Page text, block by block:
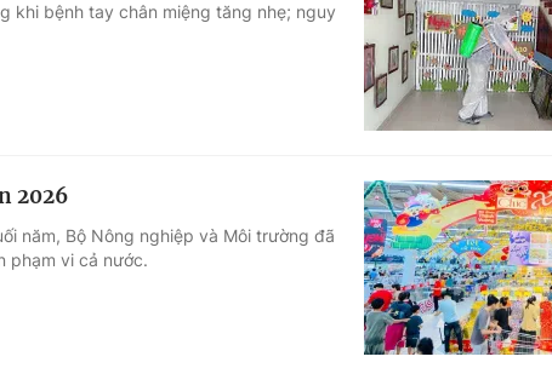
khi bệnh tay chân miệng tăng nhẹ; nguy
2026
năm, Bộ Nông nghiệp và Môi trường đã
phạm vi cả nước.